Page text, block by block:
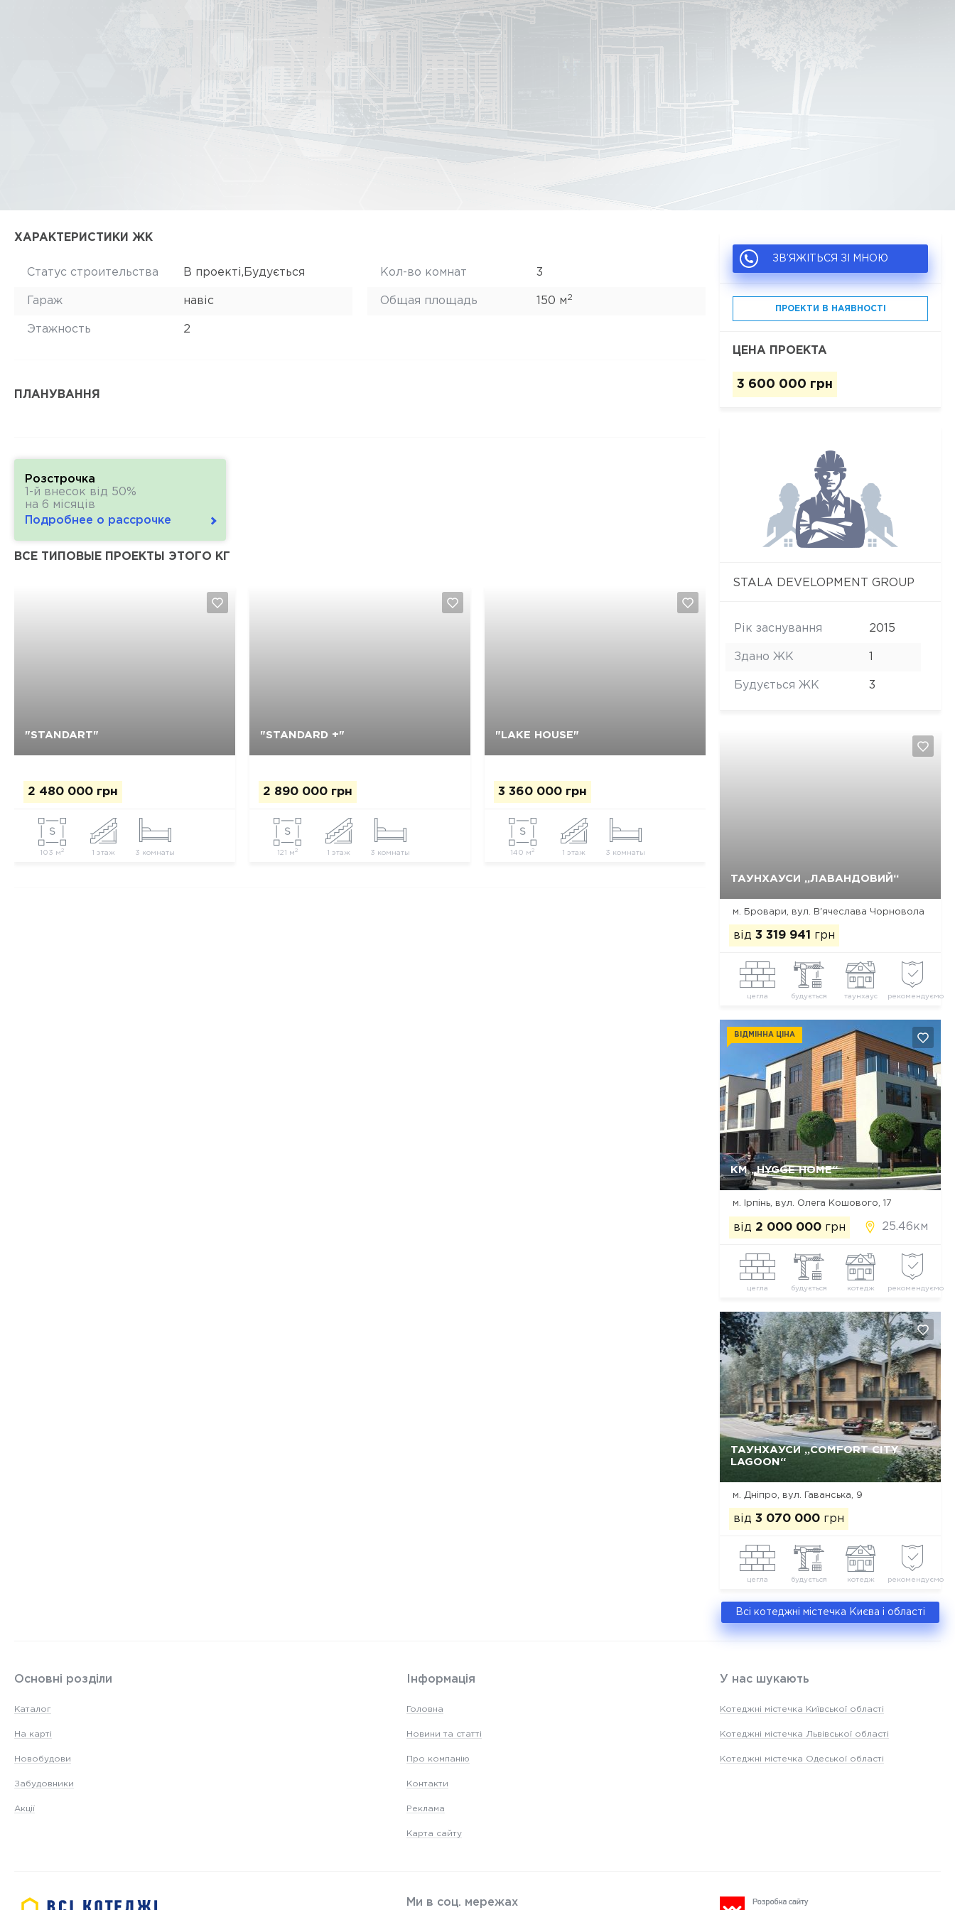
ХАРАКТЕРИСТИКИ ЖК
Статус строительства В проекті,Будується
Гараж навіс
Этажность 2
Кол-во комнат 3
Общая площадь 150 м2
ПЛАНУВАННЯ
Розстрочка
1-й внесок від 50%
на 6 місяців
Подробнее о рассрочке
ВСЕ ТИПОВЫЕ ПРОЕКТЫ ЭТОГО КГ
"STANDART"
2 480 000 грн
103 м2 1 этаж 3 комнаты
"STANDARD +"
2 890 000 грн
121 м2 1 этаж 3 комнаты
"LAKE HOUSE"
3 360 000 грн
140 м2 1 этаж 3 комнаты
ЗВ’ЯЖІТЬСЯ ЗІ МНОЮ
ПРОЕКТИ В НАЯВНОСТІ
ЦЕНА ПРОЕКТА
3 600 000 грн
STALA DEVELOPMENT GROUP
Рік заснування 2015
Здано ЖК
Будується ЖК 3
ТАУНХАУСИ „ЛАВАНДОВИЙ“
м. Бровари, вул. В'ячеслава Чорновола
від 3 319 941 грн
цегла будується таунхаус рекомендуємо
КМ „HYGGE HOME“
ВІДМІННА ЦІНА
м. Ірпінь, вул. Олега Кошового, 17
від 2 000 000 грн 25.46км
цегла будується котедж рекомендуємо
Так, видалити Відміна
ТАУНХАУСИ „COMFORT CITY
LAGOON“
м. Дніпро, вул. Гаванська, 9
від 3 070 000 грн
цегла будується котедж рекомендуємо
Всі котеджні містечка Києва і області
Основні розділи
Каталог
На карті
Новобудови
Забудовники
Акції
Інформація
Головна
Новини та статті
Про компанію
Контакти
Реклама
Карта сайту
У нас шукають
Котеджні містечка Київської області
Котеджні містечка Львівської області
Котеджні містечка Одеської області
Ми в соц. мережах